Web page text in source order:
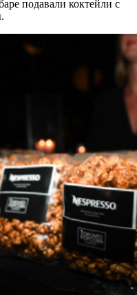
подавали коктейли с